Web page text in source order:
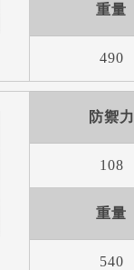
重量
490
防禦力
108
重量
540